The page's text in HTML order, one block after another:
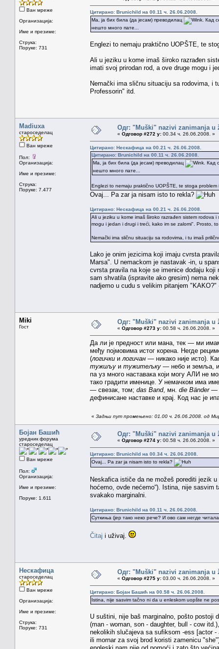
Ван мреже
Организација:
Име и презиме:
Струка:
Поруке: 731
Цитирано: Brunichild на 00.11 ч. 26.06.2008.
Ма, ја бих била (да јесам) преводилац
. Кад
нешто много пате...
Englezi to nemaju praktično UOPŠTE, te
Ali u jeziku u kome imaš široko razrađen
imati svoj prirodan rod, a ove druge mogu i
Nemački ima sličnu situaciju sa rodovima, i
Professorin" itd.
Madiuxa
староседелац
Ван мреже
Пол:
Организација:
Име и презиме:
Струка:
Поруке: 7.477
Одг: "Muški" nazivi zanimanja u
« Одговор #272 у: 00.34 ч. 26.06.2008. »
Цитирано: Нескафица на 00.21 ч. 26.06.2008.
Цитирано: Brunichild на 00.11 ч. 26.06.2008.
Ма, ја бих била (да јесам) преводилац
. Кад
нешто много пате...
Englezi to nemaju praktično UOPŠTE, te stoga problem
Ovaj... Pa zar ja nisam isto to rekla?
Цитирано: Нескафица на 00.21 ч. 26.06.2008.
Ali u jeziku u kome imaš široko razrađen sistem rodova
mogu i jedan i drugi i treći, kako im se zalomi". Prosto,
Nemački ima sličnu situaciju sa rodovima, i tu imaš
Lako je onim jezicima koji imaju cvrsta
Marsa". U nemackom je nastavak -in, u
cvrsta pravila na koje se imenice dodaju
sam shvatila (ispravite ako gresim) nema
nadjemo u cudu s velikim pitanjem
Miki
Гост
Одг: "Muški" nazivi zanimanja u
« Одговор #273 у: 00.58 ч. 26.06.2008. »
Да ли је предност или мана, тек — ми
међу појмовима истог корена. Негде
(логички и логичан — никако није исто).
тужиљу и тужитељку — небо и земља,
па уз много наставака који могу АЛИ не
тако градити именице. У немачком има
— свезак, том; das Band, мн. die Bänder—
дефинисане наставке и крај. Код нас је
« Задњи пут промењено: 01.00 ч. 26.06.2008. од
Бојан Башић
уредник форума
староседелац
Ван мреже
Пол:
Организација:
Име и презиме:
Поруке: 1.611
Одг: "Muški" nazivi zanimanja u
« Одговор #274 у: 00.58 ч. 26.06.2008. »
Цитирано: Brunichild на 00.34 ч. 26.06.2008.
Ovaj... Pa zar ja nisam isto to rekla?
Neskafica ističe da ne možeš porediti jezik
hoćemo, ovde nećemo“). Istina, nije
svakako marginalni.
Цитирано: Brunichild на 00.11 ч. 26.06.2008.
Суткиња (јер тако неко рече? И ово сам негде
Čitaj i uživaj.
Нескафица
староседелац
Ван мреже
Организација:
Име и презиме:
Струка:
Поруке: 731
Одг: "Muški" nazivi zanimanja u
« Одговор #275 у: 03.00 ч. 26.06.2008. »
Цитирано: Бојан Башић на 00.58 ч. 26.06.2008.
Istina, nije sasvim tačno ni da u enleskom uopšte ne
U suštini, nije baš marginalno, pošto postoji
(man - woman, son - daughter, bull - cow
nekolikih slučajeva sa sufiksom -ess [actor
ili mornar za svoj brod koristi zamenicu